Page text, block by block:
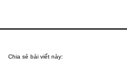
Chia sẻ bài viết này: